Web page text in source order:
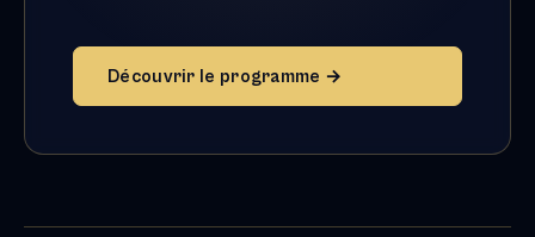
Découvrir le programme →